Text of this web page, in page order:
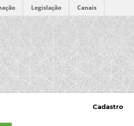
Legislação Canais
Cadastro